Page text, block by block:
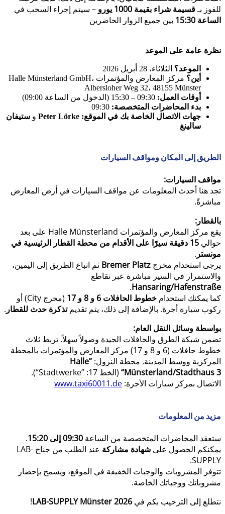
للفوز بـقسيمة شراء بقيمة 1000 يورو
– سيتم إجراء السحب في
الساعة 15:30
بين جميع الزوار الحاضرين
نظرة عامة على الموعد
الموعد؟ الثلاثاء، 28 أبريل 2026
أين؟
مركز المعارض والمؤتمرات Halle Münsterland GmbH،
Albersloher Weg 32، 48155 Münster
أوقات العمل:
بدء المحاضرات المتخصصة:
جهات الاتصال الخاصة بك في الموقع: Peter Lörke و ستيفان
سالينغ
الطريق إلى المكان ومواقف السيارات
مواقف السيارات:
تجد هنا أحدث المعلومات عن مواقف السيارات في أرض المعارض
مباشرةً.
بالقطار:
يقع مركز المعارض والمؤتمرات Halle Münsterland على بعد
حوالي
15 دقيقة سيرًا على الأقدام من محطة القطار الرئيسية في
مونستر .
يرجى استخدام مخرج Bremer Platz ثم اتباع الطريق إلى اليمين،
والاستمرار في السير مباشرة عبر تقاطع
Hansaring/Hafenstraße
.
كما يمكنك استخدام خطوط الحافلات 6 و 8 و 17
(مخرج City) أو
ركوب سيارة أجرة. بالإضافة إلى ذلك، يتم تقديمتذكرة حدث للقطار .
بواسطة وسائل النقل العام:
تضمن شبكة الطرق والحافلات الجيدة وصولاً سهلاً. تربط ثلاث
خطوط حافلات (6 و 8 و 17) مركز المعارض والمؤتمرات بالمحطة
المركزية ووسط المدينة. محطة النزول: ”Halle
Münsterland/Stadthaus 3“ (الخط 17: ”Stadtwerke“).
الاتصال بمركز سيارات الأجرة: www.taxi60011.de
مزيد من المعلومات
ستعقد المحاضرات المتخصصة من الساعة 09:30 إلى 15:20
.
يمكنكم الحصول على شهادة مشاركة
عند الطلب من جناح LAB-
SUPPLY.
تتوفر المشروبات والوجبات الخفيفة في الموقع، ويسمح بإحضار
مشروباتك ووجباتك الخاصة.
نتطلع إلى الترحيب بكم في LAB-SUPPLY Münster 2026
!